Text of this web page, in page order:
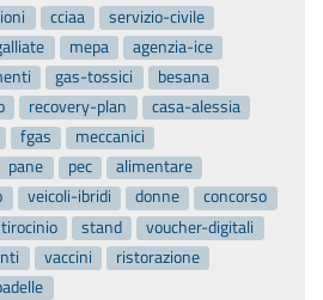
cciaa
servizio-civile
mepa
agenzia-ice
gas-tossici
besana
recovery-plan
casa-alessia
fgas
meccanici
pane pec
alimentare
veicoli-ibridi donne
concorso
tirocinio stand
voucher-digitali
vaccini
ristorazione